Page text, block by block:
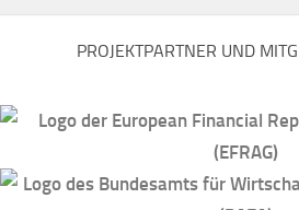
PROJEKTPARTNER UND